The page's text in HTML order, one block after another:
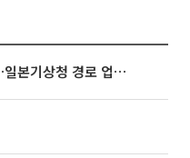
태풍 '돌핀' 오키나와 접근…일본기상청 경로 업데이트